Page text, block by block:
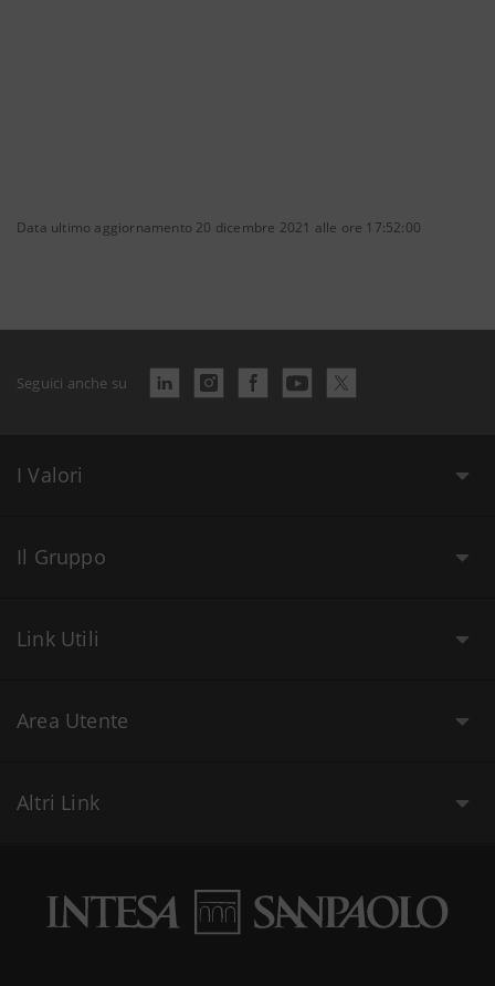
Data ultimo aggiornamento 20 dicembre 2021 alle ore 17:52:00
Seguici anche su
I Valori
Il Gruppo
Link Utili
Area Utente
Altri Link